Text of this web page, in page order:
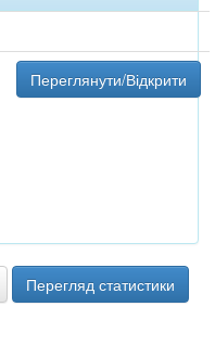
Переглянути/Відкрити
Перегляд статистики